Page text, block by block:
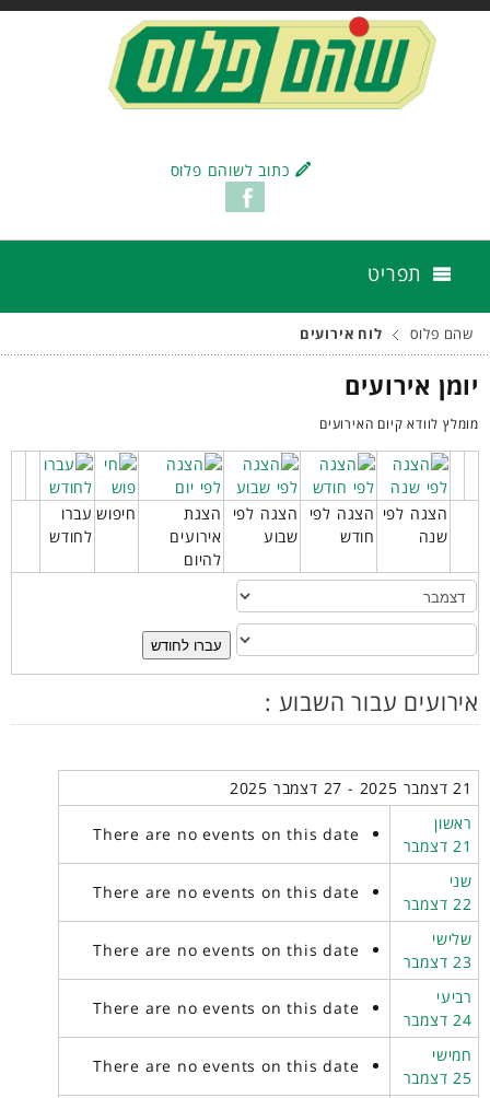
כתוב לשוהם פלוס
תפריט
שהם פלוס לוח אירועים
יומן אירועים
מומלץ לוודא קיום האירועים
הצגה לפי
שנה
הצגה לפי
חודש
הצגה לפי
שבוע
הצגת
אירועים
להיום
חיפוש עברו
לחודש
עברו לחודש
אירועים עבור השבוע :
21 דצמבר 2025 - 27 דצמבר 2025
ראשון
21 דצמבר
There are no events on this date
שני
22 דצמבר
There are no events on this date
שלישי
23 דצמבר
There are no events on this date
רביעי
24 דצמבר
There are no events on this date
חמישי
25 דצמבר
There are no events on this date